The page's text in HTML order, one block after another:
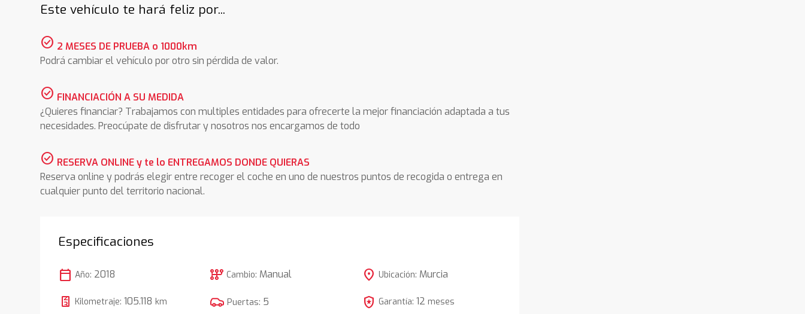
Este vehículo te hará feliz por...
check_circle 2 MESES DE PRUEBA o 1000km
Podrá cambiar el vehículo por otro sin pérdida de valor.
check_circle FINANCIACIÓN A SU MEDIDA
¿Quieres financiar? Trabajamos con multiples entidades para ofrecerte la mejor financiación adaptada a tus
necesidades. Preocúpate de disfrutar y nosotros nos encargamos de todo
check_circle RESERVA ONLINE y te lo ENTREGAMOS DONDE QUIERAS
Reserva online y podrás elegir entre recoger el coche en uno de nuestros puntos de recogida o entrega en
cualquier punto del territorio nacional.
Especificaciones
calendar_today Año: 2018
Kilometraje:105.118 km
auto_transmission Cambio: Manual
Puertas: 5
location_on Ubicación: Murcia
local_police Garantía: 12 meses